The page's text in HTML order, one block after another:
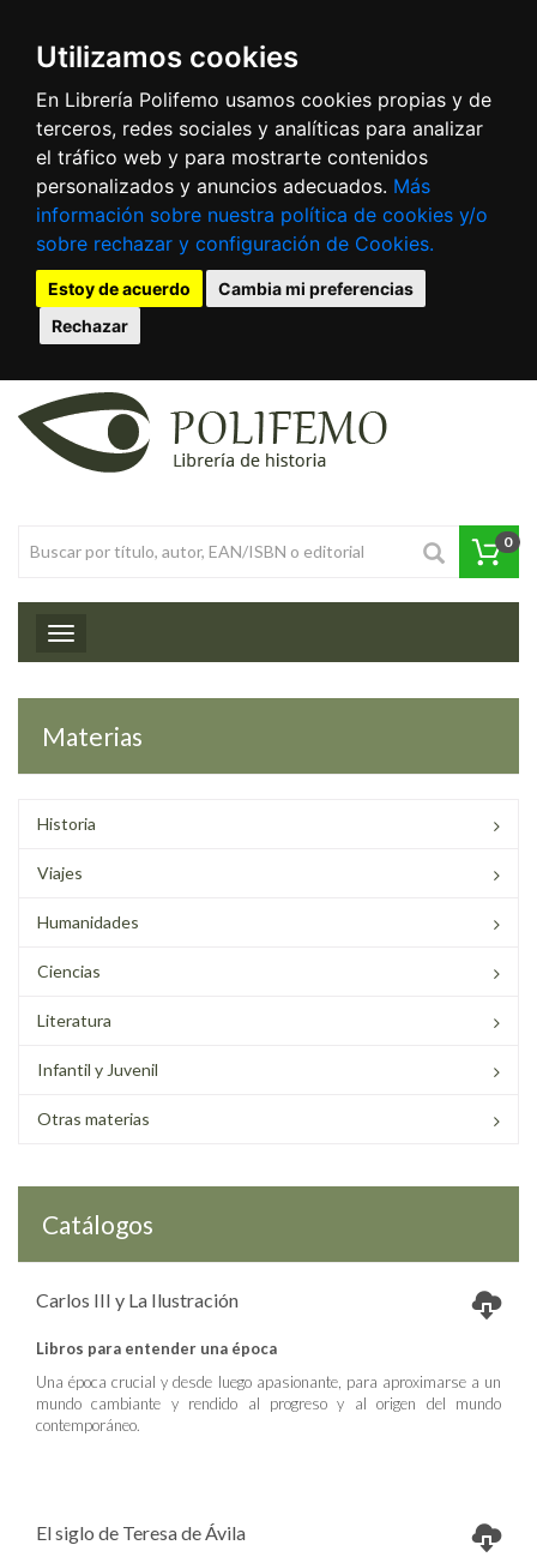
Utilizamos cookies
En Librería Polifemo usamos cookies propias y de
terceros, redes sociales y analíticas para analizar
el tráfico web y para mostrarte contenidos
personalizados y anuncios adecuados. Más
información sobre nuestra política de cookies y/o
sobre rechazar y configuración de Cookies.
Estoy de acuerdo
Cambia mi preferencias
Rechazar
0
Toggle navigation
Materias
Historia
Viajes
Humanidades
Ciencias
Literatura
Infantil y Juvenil
Otras materias
Catálogos
Carlos III y La Ilustración
Libros para entender una época
Una época crucial y desde luego apasionante, para aproximarse a un
mundo cambiante y rendido al progreso y al origen del mundo
contemporáneo.
El siglo de Teresa de Ávila